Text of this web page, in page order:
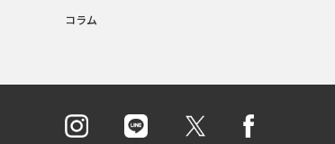
コラム